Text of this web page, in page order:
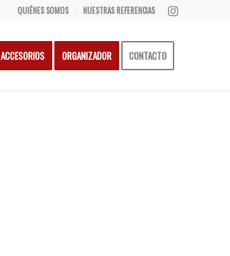
QUIÉNES SOMOS NUESTRAS REFERENCIAS
ACCESORIOS ORGANIZADOR CONTACTO